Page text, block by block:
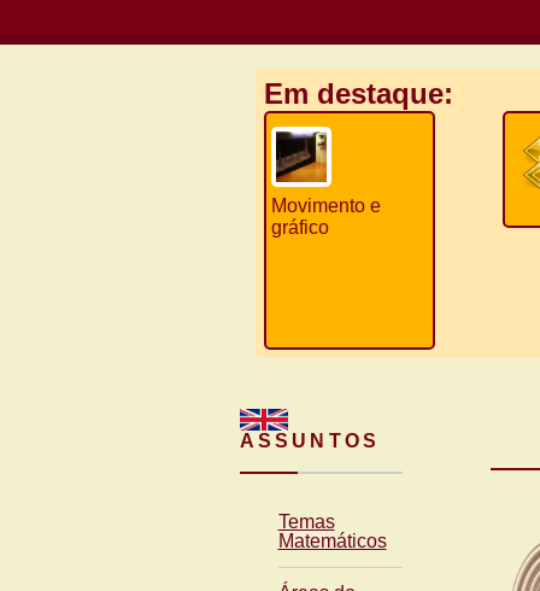
Em destaque:
Movimento e
gráfico
ASSUNTOS
Temas
Matemáticos